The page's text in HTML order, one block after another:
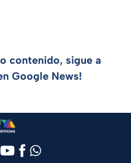
contenido, sigue a
Google News!